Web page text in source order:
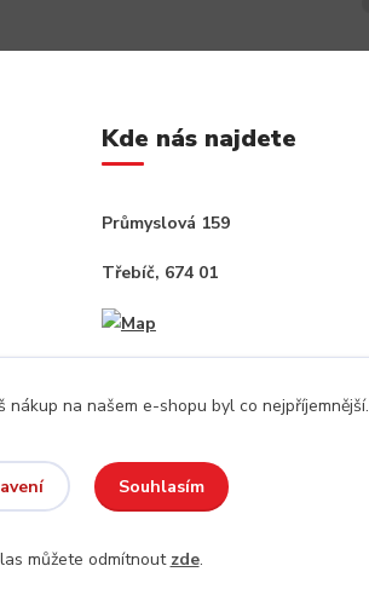
Kde nás najdete
Průmyslová 159
Třebíč, 674 01
nákup na našem e-shopu byl co nejpříjemnější.
Souhlasím
můžete odmítnout zde.